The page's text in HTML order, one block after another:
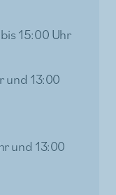
15:00 Uhr
und 13:00
und 13:00